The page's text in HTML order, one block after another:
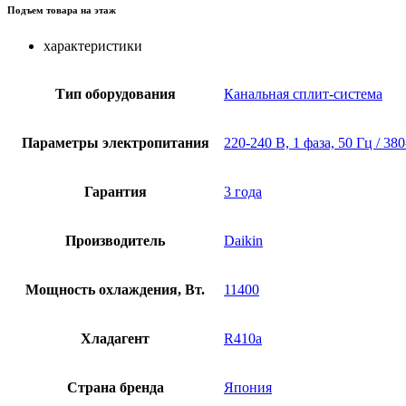
Подъем товара на этаж
характеристики
Тип оборудования Канальная сплит-система
Параметры электропитания 220-240 В, 1 фаза, 50 Гц /
Гарантия 3 года
Производитель Daikin
Мощность охлаждения, Вт. 11400
Хладагент R410a
Страна бренда Япония